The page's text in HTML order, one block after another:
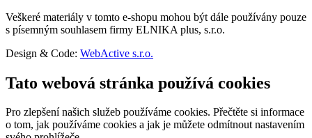
Veškeré materiály v tomto e-shopu mohou být dále používány pouze
s písemným souhlasem firmy ELNIKA plus, s.r.o.
Design & Code: WebActive s.r.o.
Tato webová stránka používá cookies
Pro zlepšení našich služeb používáme cookies. Přečtěte si informace
o tom, jak používáme cookies a jak je můžete odmítnout nastavením